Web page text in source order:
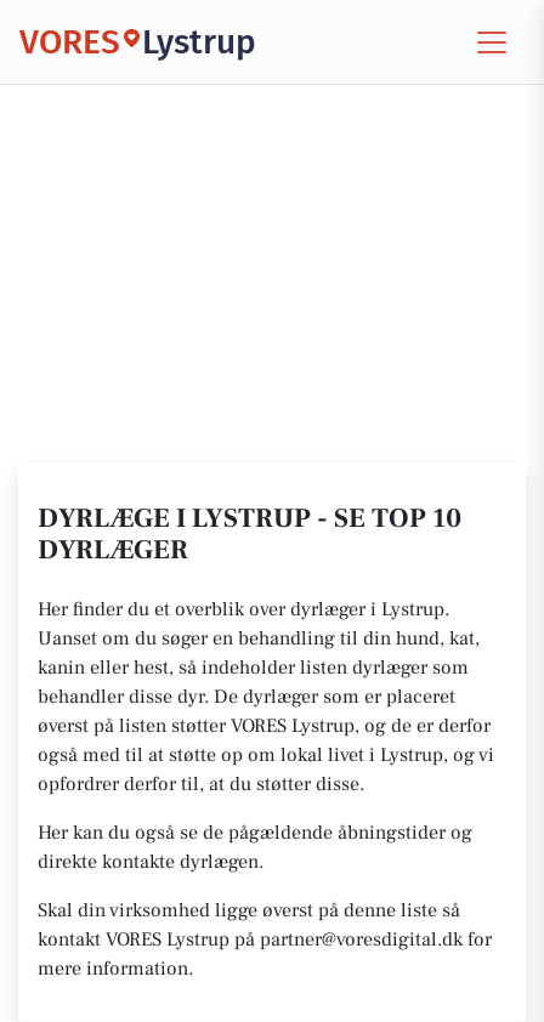
VORES Lystrup
DYRLÆGE I LYSTRUP - SE TOP 10
DYRLÆGER
Her finder du et overblik over dyrlæger i Lystrup.
Uanset om du søger en behandling til din hund, kat,
kanin eller hest, så indeholder listen dyrlæger som
behandler disse dyr. De dyrlæger som er placeret
øverst på listen støtter VORES Lystrup, og de er derfor
også med til at støtte op om lokal livet i Lystrup, og vi
opfordrer derfor til, at du støtter disse.
Her kan du også se de pågældende åbningstider og
direkte kontakte dyrlægen.
Skal din virksomhed ligge øverst på denne liste så
kontakt VORES Lystrup på partner@voresdigital.dk for
mere information.